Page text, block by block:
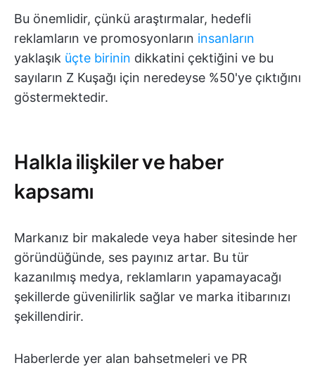
Bu önemlidir, çünkü araştırmalar, hedefli
reklamların ve promosyonların insanların
yaklaşık üçte birinin dikkatini çektiğini ve bu
sayıların Z Kuşağı için neredeyse %50'ye çıktığını
göstermektedir.
Halkla ilişkiler ve haber
kapsamı
Markanız bir makalede veya haber sitesinde her
göründüğünde, ses payınız artar. Bu tür
kazanılmış medya, reklamların yapamayacağı
şekillerde güvenilirlik sağlar ve marka itibarınızı
şekillendirir.
Haberlerde yer alan bahsetmeleri ve PR